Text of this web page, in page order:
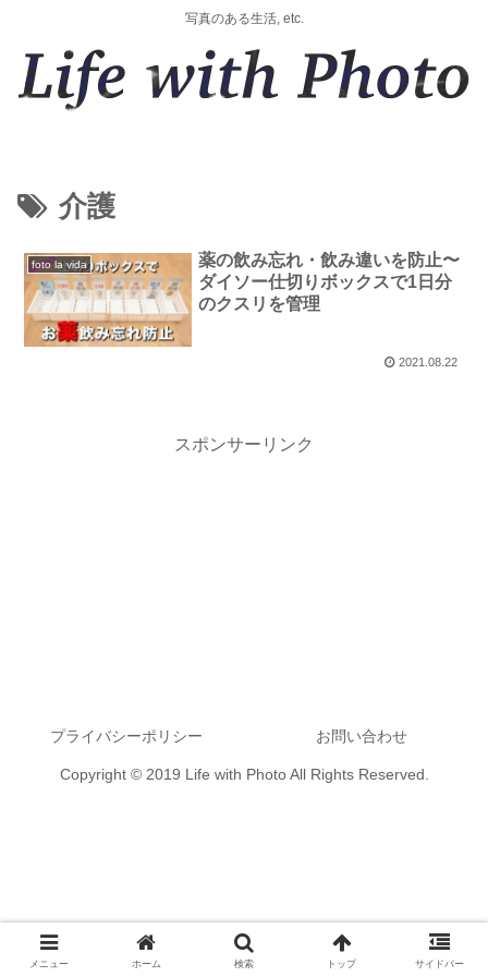
写真のある生活, etc.
介護
foto la vida
薬の飲み忘れ・飲み違いを防止〜
ダイソー仕切りボックスで1日分
のクスリを管理
2021.08.22
スポンサーリンク
プライバシーポリシー お問い合わせ
Copyright © 2019 Life with Photo All Rights Reserved.
メニュー ホーム 検索 トップ サイドバー